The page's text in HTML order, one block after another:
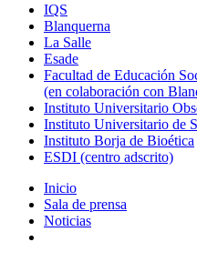
IQS
Blanquerna
La Salle
Esade
Facultad de Educación
(en colaboración con
Instituto Universitario
Instituto Universitario de
Instituto Borja de Bioética
ESDI (centro adscrito)
Inicio
Sala de prensa
Noticias